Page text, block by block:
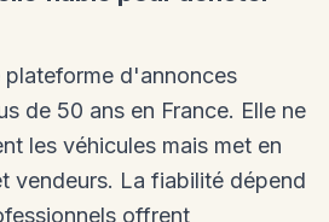
plateforme d'annonces
de 50 ans en France. Elle ne
les véhicules mais met en
vendeurs. La fiabilité dépend
offrent